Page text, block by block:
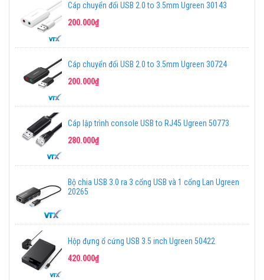
Cáp chuyển đổi USB 2.0 to 3.5mm Ugreen 30143
200.000₫
Cáp chuyển đổi USB 2.0 to 3.5mm Ugreen 30724
200.000₫
Cáp lập trình console USB to RJ45 Ugreen 50773
280.000₫
Bộ chia USB 3.0 ra 3 cổng USB và 1 cổng Lan Ugreen
20265
Hộp đựng ổ cứng USB 3.5 inch Ugreen 50422
420.000₫